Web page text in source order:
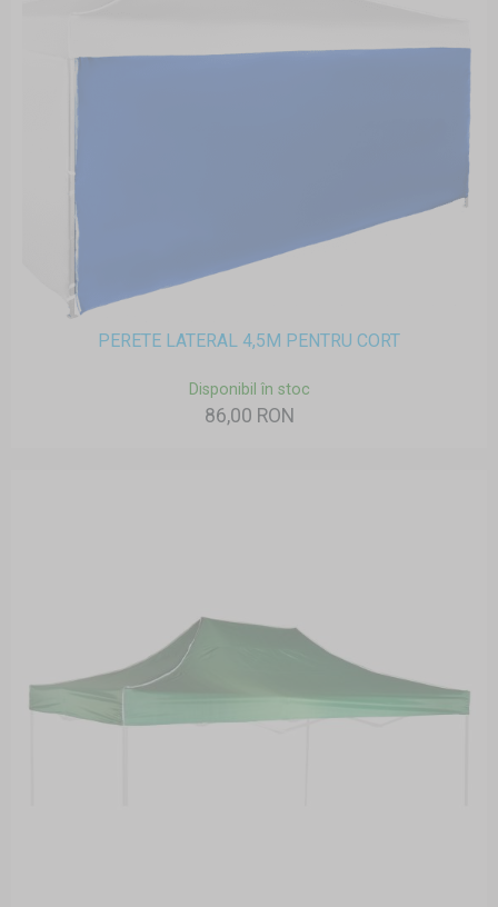
PERETE LATERAL 4,5M PENTRU CORT
Disponibil în stoc
86,00 RON